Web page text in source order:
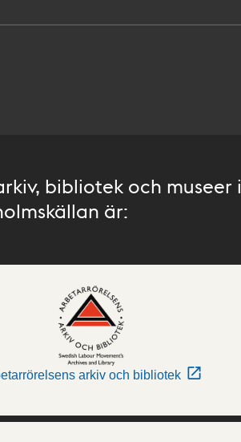
bibliotek och museer i
är:
arkiv och bibliotek